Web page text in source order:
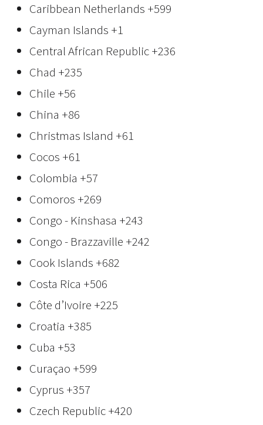
Caribbean Netherlands +599
Cayman Islands +1
Central African Republic+236
Chad +235
Chile +56
China +86
Christmas Island +61
Cocos +61
Colombia +57
Comoros +269
Congo - Kinshasa +243
Congo - Brazzaville +242
Cook Islands +682
Costa Rica +506
Côte d’Ivoire +225
Croatia +385
Cuba +53
Curaçao +599
Cyprus +357
Czech Republic+420